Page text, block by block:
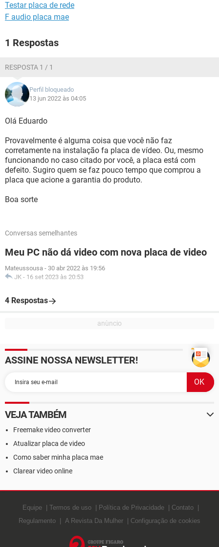
Testar placa de rede
F audio placa mae
1 Respostas
RESPOSTA 1 / 1
Perfil bloqueado
13 jun 2022 às 04:05
Olá Eduardo
Provavelmente é alguma coisa que você não faz
corretamente na instalação fa placa de vídeo. Ou, mesmo
funcionando no caso citado por você, a placa está com
defeito. Sugiro quem se faz pouco tempo que comprou a
placa que acione a garantia do produto.
Boa sorte
Conversas semelhantes
Meu PC não dá video com nova placa de video
Mateussousa - 30 abr 2022 às 19:56
JK - 16 set 2023 às 20:53
4 Respostas
ASSINE NOSSA NEWSLETTER!
VEJA TAMBÉM
Freemake video converter
Atualizar placa de video
Como saber minha placa mae
Clarear video online
Equipe Termos de uso Política de Privacidade
Contato
Regulamento
A Revista Da Mulher Configuração de cookies